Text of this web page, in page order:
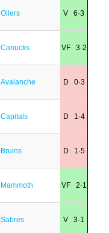
Oilers V 6·3
Canucks VF 3·2
Avalanche D 0·3
Capitals D 1·4
Bruins D 1·5
Mammoth VF 2·1
Sabres V 3·1